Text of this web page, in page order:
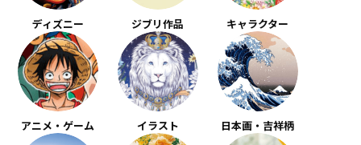
ディズニー ジブリ作品 キャラクター
アニメ・ゲーム イラスト 日本画・吉祥柄